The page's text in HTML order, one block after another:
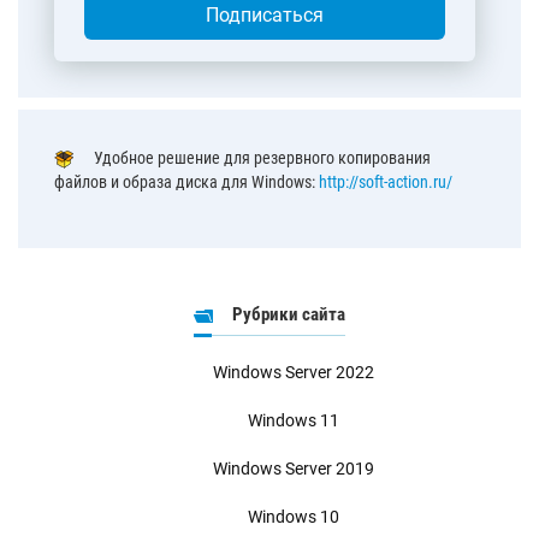
Подписаться
Удобное решение для резервного копирования
файлов и образа диска для Windows: http://soft-action.ru/
Рубрики сайта
Windows Server 2022
Windows 11
Windows Server 2019
Windows 10